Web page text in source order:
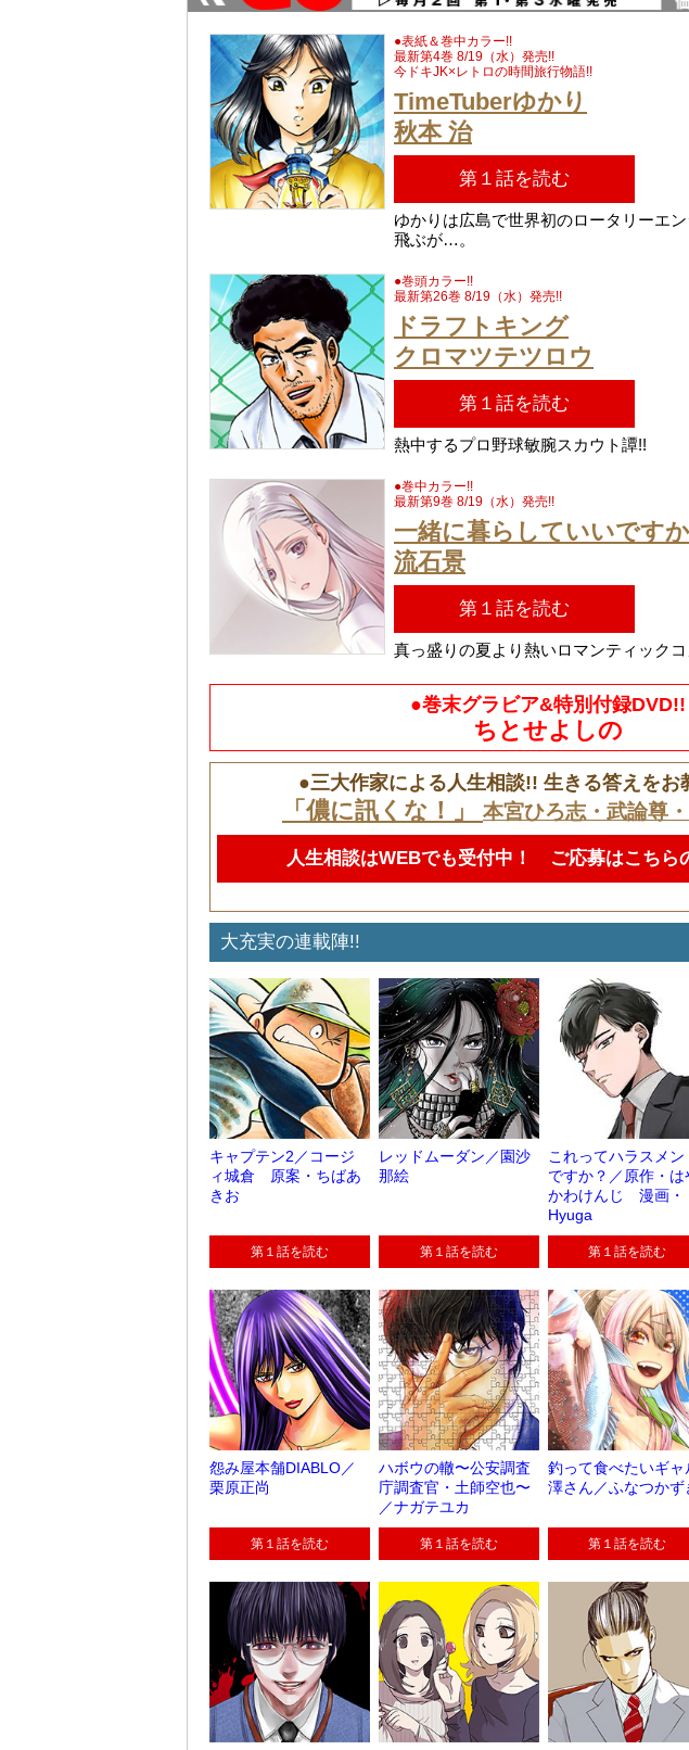
●表紙＆巻中カラー!!
最新第4巻 8/19（水）発売!!
今ドキJK×レトロの時間旅行物語!!
TimeTuberゆかり
秋本 治
第１話を読む
ゆかりは広島で世界初のロータリーエ
飛ぶが…。
●巻頭カラー!!
最新第26巻 8/19（水）発売!!
ドラフトキング
クロマツテツロウ
第１話を読む
熱中するプロ野球敏腕スカウト譚!!
●巻中カラー!!
最新第9巻 8/19（水）発売!!
一緒に暮らしていいです
流石景
第１話を読む
真っ盛りの夏より熱いロマンティック
●巻末グラビア&特別付録DVD!!
ちとせよしの
●三大作家による人生相談!! 生きる答えをお
「儂に訊くな！」 本宮ひろ志・武論尊
人生相談はWEBでも受付中！ ご応募はこちら
大充実の連載陣!!
キャプテン2／コージ
ィ城倉 原案・ちばあ
きお
第１話を読む
レッドムーダン／園沙
那絵
第１話を読む
これってハラスメン
ですか？／原作・は
かわけんじ 漫画・
Hyuga
第１話を読む
怨み屋本舗DIABLO／
栗原正尚
第１話を読む
ハボウの轍〜公安調査
庁調査官・土師空也〜
／ナガテユカ
第１話を読む
釣って食べたいギャ
澤さん／ふなつかず
第１話を読む